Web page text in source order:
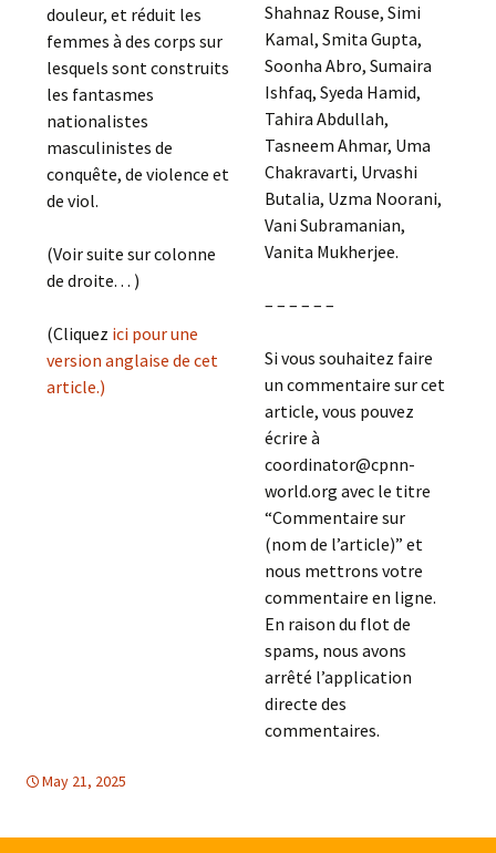
douleur, et réduit les
femmes à des corps sur
lesquels sont construits
les fantasmes
nationalistes
masculinistes de
conquête, de violence et
de viol.
(Voir suite sur colonne
de droite. . . )
(Cliquez ici pour une
version anglaise de cet
article.)
Shahnaz Rouse, Simi
Kamal, Smita Gupta,
Soonha Abro, Sumaira
Ishfaq, Syeda Hamid,
Tahira Abdullah,
Tasneem Ahmar, Uma
Chakravarti, Urvashi
Butalia, Uzma Noorani,
Vani Subramanian,
Vanita Mukherjee.
– – – – – –
Si vous souhaitez faire
un commentaire sur cet
article, vous pouvez
écrire à
coordinator@cpnn-
world.org avec le titre
“Commentaire sur
(nom de l’article)” et
nous mettrons votre
commentaire en ligne.
En raison du flot de
spams, nous avons
arrêté l’application
directe des
commentaires.
May 21, 2025